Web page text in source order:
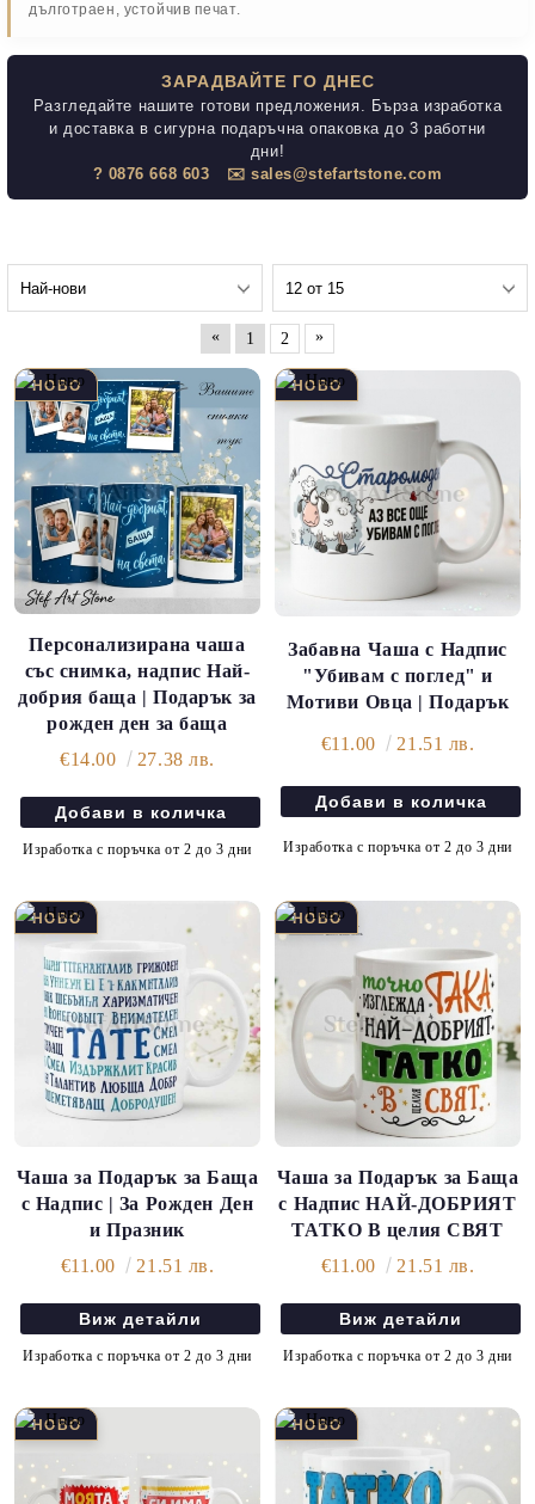
дълготраен, устойчив печат.
ЗАРАДВАЙТЕ ГО ДНЕС
Разгледайте нашите готови предложения. Бърза изработка
и доставка в сигурна подаръчна опаковка до 3 работни
дни!
? 0876 668 603
✉️ sales@stefartstone.com
« 1 2 »
Персонализирана чаша
със снимка, надпис Най-
добрия баща | Подарък за
рожден ден за баща
€14.00
27.38 лв.
Изработка с поръчка от 2 до 3 дни
Забавна Чаша с Надпис
"Убивам с поглед" и
Мотиви Овца | Подарък
€11.00 21.51 лв.
Изработка с поръчка от 2 до 3 дни
Чаша за Подарък за Баща
с Надпис | За Рожден Ден
и Празник
€11.00
21.51 лв.
Виж детайли
Изработка с поръчка от 2 до 3 дни
Чаша за Подарък за Баща
с Надпис НАЙ-ДОБРИЯТ
ТАТКО В целия СВЯТ
€11.00
21.51 лв.
Виж детайли
Изработка с поръчка от 2 до 3 дни